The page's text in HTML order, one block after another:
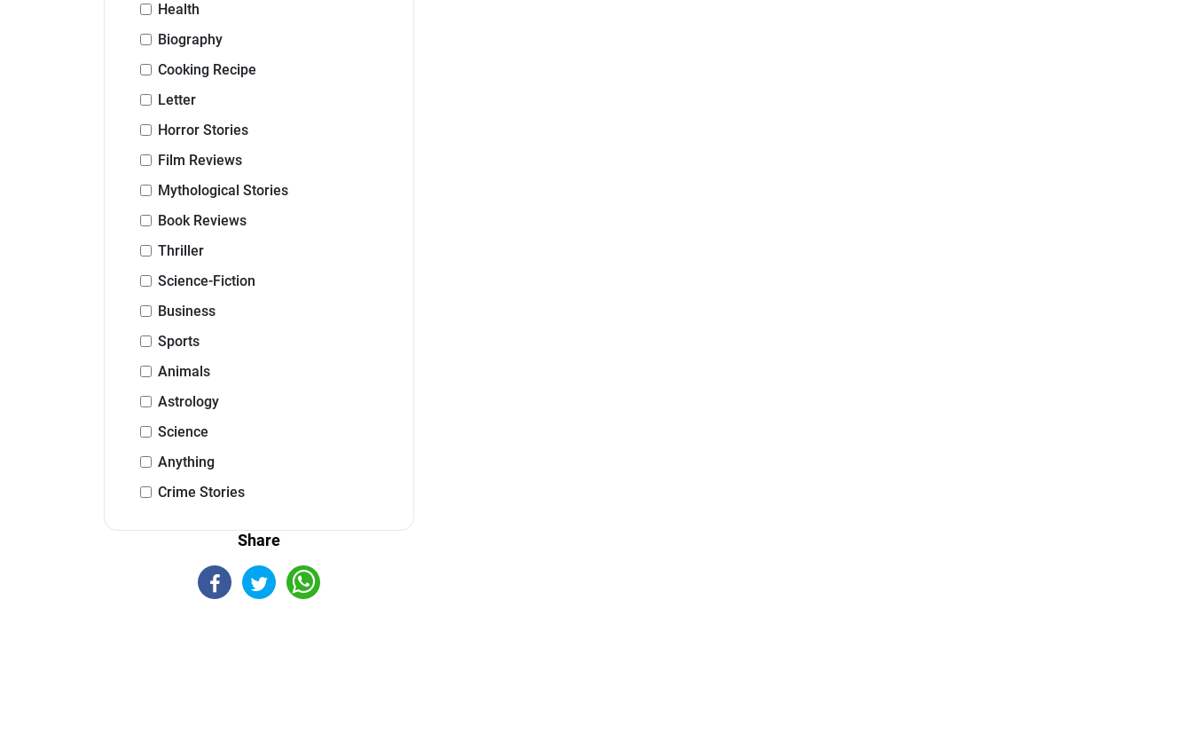
Health
Biography
Cooking Recipe
Letter
Horror Stories
Film Reviews
Mythological Stories
Book Reviews
Thriller
Science-Fiction
Business
Sports
Animals
Astrology
Science
Anything
Crime Stories
Share